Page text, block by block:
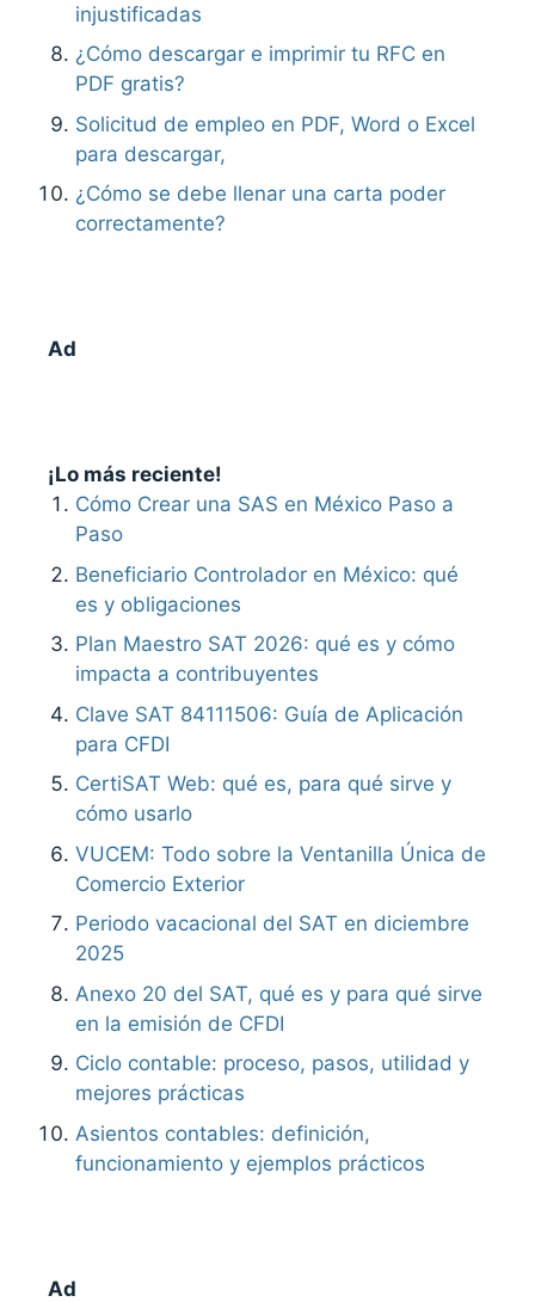
injustificadas
¿Cómo descargar e imprimir tu RFC en
PDF gratis?
Solicitud de empleo en PDF, Word o Excel
para descargar,
¿Cómo se debe llenar una carta poder
correctamente?
Ad
¡Lo más reciente!
Cómo Crear una SAS en México Paso a
Paso
Beneficiario Controlador en México: qué
es y obligaciones
Plan Maestro SAT 2026: qué es y cómo
impacta a contribuyentes
Clave SAT 84111506: Guía de Aplicación
para CFDI
CertiSAT Web: qué es, para qué sirve y
cómo usarlo
VUCEM: Todo sobre la Ventanilla Única de
Comercio Exterior
Periodo vacacional del SAT en diciembre
2025
Anexo 20 del SAT, qué es y para qué sirve
en la emisión de CFDI
Ciclo contable: proceso, pasos, utilidad y
mejores prácticas
Asientos contables: definición,
funcionamiento y ejemplos prácticos
Ad